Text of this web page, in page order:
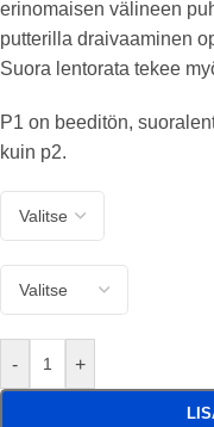
erinomaisen välineen
putterilla draivaaminen
Suora lentorata tekee
P1 on beeditön,
kuin p2.
- +